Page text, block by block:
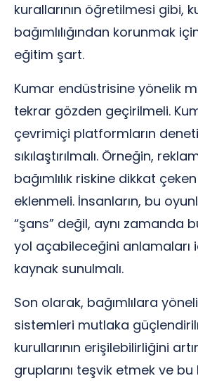
kurallarının öğretilmesi gibi,
bağımlılığından korunmak
eğitim şart.
Kumar endüstrisine yönelik
tekrar gözden geçirilmeli.
çevrimiçi platformların
sıkılaştırılmalı. Örneğin,
bağımlılık riskine dikkat
eklenmeli. İnsanların, bu
“şans” değil, aynı zamanda
yol açabileceğini anlamaları
kaynak sunulmalı.
Son olarak, bağımlılara
sistemleri mutlaka
kurullarının erişilebilirliğini
gruplarını teşvik etmek ve